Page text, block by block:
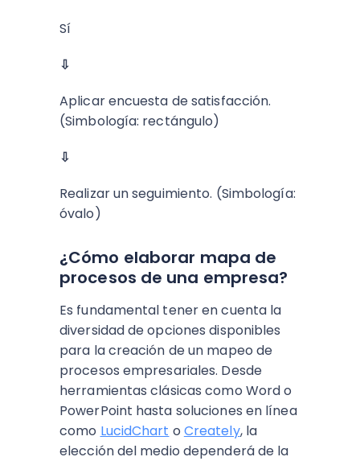
Sí
⇩
Aplicar encuesta de satisfacción.
(Simbología: rectángulo)
⇩
Realizar un seguimiento. (Simbología:
óvalo)
¿Cómo elaborar mapa de
procesos de una empresa?
Es fundamental tener en cuenta la
diversidad de opciones disponibles
para la creación de un mapeo de
procesos empresariales. Desde
herramientas clásicas como Word o
PowerPoint hasta soluciones en línea
como LucidChart o Creately, la
elección del medio dependerá de la